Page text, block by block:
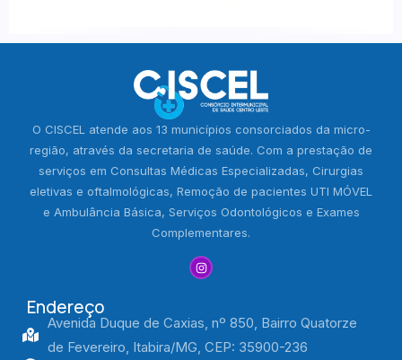
O CISCEL atende aos 13 municípios consorciados da micro-
região, através da secretaria de saúde. Com a prestação de
serviços em Consultas Médicas Especializadas, Cirurgias
eletivas e oftalmológicas, Remoção de pacientes UTI MÓVEL
e Ambulância Básica, Serviços Odontológicos e Exames
Complementares.
Endereço
Avenida Duque de Caxias, nº 850, Bairro Quatorze
de Fevereiro, Itabira/MG, CEP: 35900-236